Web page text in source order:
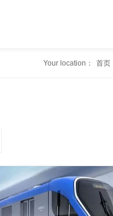
Your location： 首页